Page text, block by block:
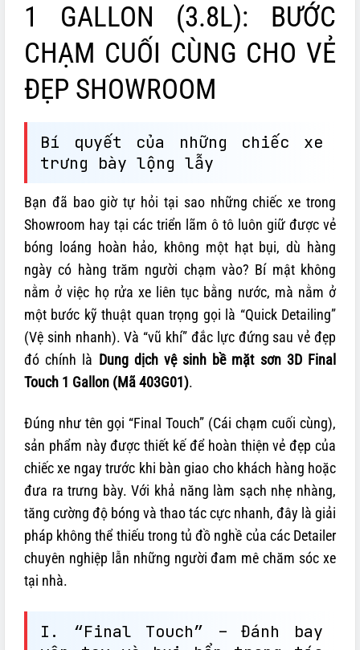
1 GALLON (3.8L): BƯỚC
CHẠM CUỐI CÙNG CHO VẺ
ĐẸP SHOWROOM
Bí quyết của những chiếc xe
trưng bày lộng lẫy
Bạn đã bao giờ tự hỏi tại sao những chiếc xe trong
Showroom hay tại các triển lãm ô tô luôn giữ được vẻ
bóng loáng hoàn hảo, không một hạt bụi, dù hàng
ngày có hàng trăm người chạm vào? Bí mật không
nằm ở việc họ rửa xe liên tục bằng nước, mà nằm ở
một bước kỹ thuật quan trọng gọi là “Quick Detailing”
(Vệ sinh nhanh). Và “vũ khí” đắc lực đứng sau vẻ đẹp
đó chính là Dung dịch vệ sinh bề mặt sơn 3D Final
Touch 1 Gallon (Mã 403G01).
Đúng như tên gọi “Final Touch” (Cái chạm cuối cùng),
sản phẩm này được thiết kế để hoàn thiện vẻ đẹp của
chiếc xe ngay trước khi bàn giao cho khách hàng hoặc
đưa ra trưng bày. Với khả năng làm sạch nhẹ nhàng,
tăng cường độ bóng và thao tác cực nhanh, đây là giải
pháp không thể thiếu trong tủ đồ nghề của các Detailer
chuyên nghiệp lẫn những người đam mê chăm sóc xe
tại nhà.
I. “Final Touch” – Đánh bay